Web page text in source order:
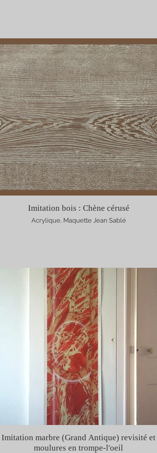
Imitation bois : Chène cérusé
Acrylique, Maquette Jean Sablé
Imitation marbre (Grand Antique) revisité et
moulures en trompe-l'oeil